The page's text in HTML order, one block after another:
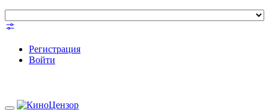
Регистрация
Войти